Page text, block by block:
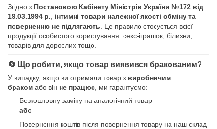
Згідно з Постановою Кабінету Міністрів України №172 від
19.03.1994 р.
інтимні товари належної якості обміну та
поверненню не підлягають . Це правило стосується всієї
продукції особистого користування: секс-іграшок, білизни,
товарів для дорослих тощо.
🔄 Що робити, якщо товар виявився бракованим?
У випадку, якщо ви отримали товар з виробничим
браком або він не працює, ми гарантуємо:
Безкоштовну заміну на аналогічний товар
або
Повернення коштів після повернення товару на наш склад